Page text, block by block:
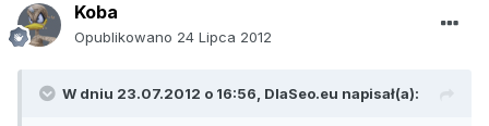
Koba
Opublikowano 24 Lipca 2012
W dniu 23.07.2012 o 16:56, DlaSeo.eu napisał(a):